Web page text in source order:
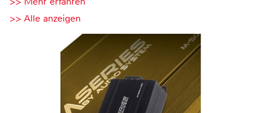
>> Alle anzeigen